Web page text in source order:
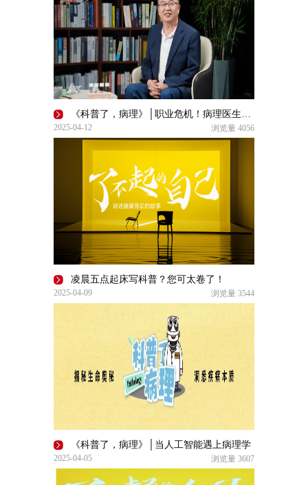
《科普了，病理》│职业危机！病理医生会被AI取代吗？
2025-04-12 浏览量 4056
凌晨五点起床写科普？您可太卷了！
2025-04-09 浏览量 3544
《科普了，病理》│当人工智能遇上病理学
2025-04-05 浏览量 3607